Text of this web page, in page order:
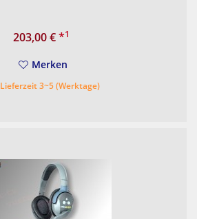
203,00 €*1
Merken
Lieferzeit 3~5 (Werktage)